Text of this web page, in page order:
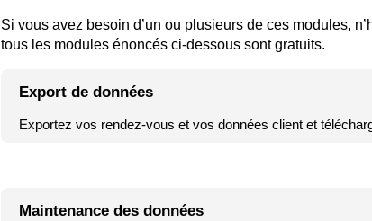
Si vous avez besoin d’un ou plusieurs de ces modules,
tous les modules énoncés ci-dessous sont gratuits.
Export de données
Exportez vos rendez-vous et vos données client et
Maintenance des données